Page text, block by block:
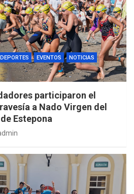
EVENTOS
NOTICIAS
participaron el
a Nado Virgen del
Estepona